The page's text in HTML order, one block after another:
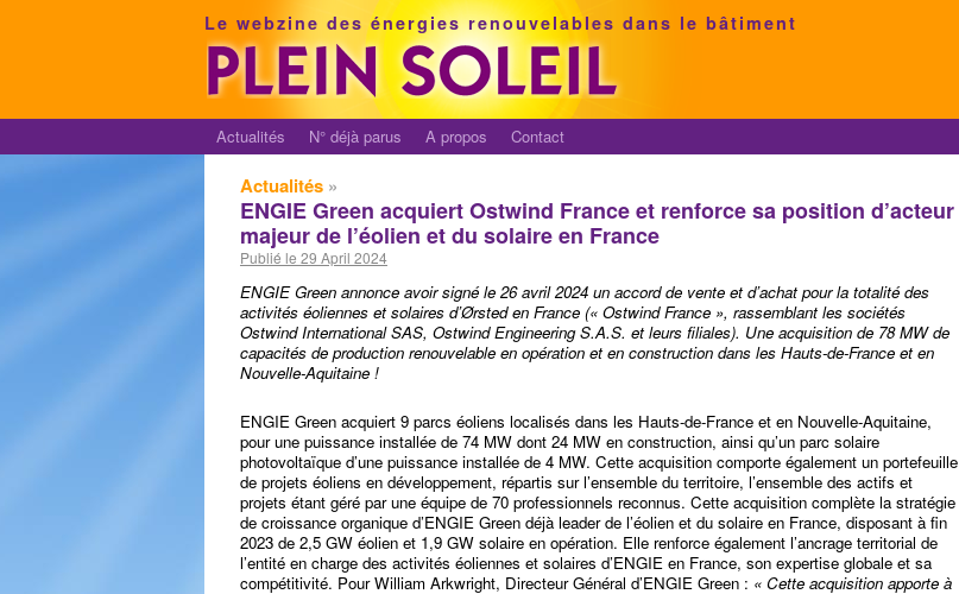
Le webzine des énergies renouvelables dans le bâtiment
Actualités N° déjà parus A propos Contact
Actualités »
ENGIE Green acquiert Ostwind France et renforce sa position d’acteur
majeur de l’éolien et du solaire en France
Publié le 29 April 2024
ENGIE Green annonce avoir signé le 26 avril 2024 un accord de vente et d’achat pour la totalité des
activités éoliennes et solaires d’Ørsted en France (« Ostwind France », rassemblant les sociétés
Ostwind International SAS, Ostwind Engineering S.A.S. et leurs filiales). Une acquisition de 78 MW de
capacités de production renouvelable en opération et en construction dans les Hauts-de-France et en
Nouvelle-Aquitaine !
ENGIE Green acquiert 9 parcs éoliens localisés dans les Hauts-de-France et en Nouvelle-Aquitaine,
pour une puissance installée de 74 MW dont 24 MW en construction, ainsi qu’un parc solaire
photovoltaïque d’une puissance installée de 4 MW. Cette acquisition comporte également un portefeuille
de projets éoliens en développement, répartis sur l’ensemble du territoire, l’ensemble des actifs et
projets étant géré par une équipe de 70 professionnels reconnus. Cette acquisition complète la stratégie
de croissance organique d’ENGIE Green déjà leader de l’éolien et du solaire en France, disposant à fin
2023 de 2,5 GW éolien et 1,9 GW solaire en opération. Elle renforce également l’ancrage territorial de
l’entité en charge des activités éoliennes et solaires d’ENGIE en France, son expertise globale et sa
compétitivité. Pour William Arkwright, Directeur Général d’ENGIE Green : « Cette acquisition apporte à